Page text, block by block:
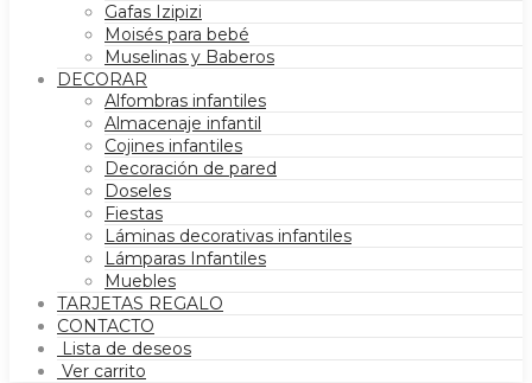
Gafas Izipizi
Moisés para bebé
Muselinas y Baberos
DECORAR
Alfombras infantiles
Almacenaje infantil
Cojines infantiles
Decoración de pared
Doseles
Fiestas
Láminas decorativas infantiles
Lámparas Infantiles
Muebles
TARJETAS REGALO
CONTACTO
Lista de deseos
Ver carrito